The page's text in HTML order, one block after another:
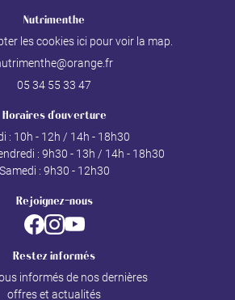
Nutrimenthe
les cookies ici pour voir la map.
05 34 55 33 47
Horaires d'ouverture
: 10h - 12h / 14h - 18h30
: 9h30 - 13h / 14h - 18h30
Samedi : 9h30 - 12h30
Rejoignez-nous
Restez informés
informés de nos dernières
offres et actualités